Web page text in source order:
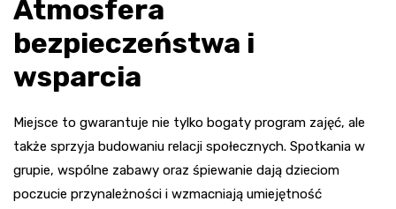
Atmosfera
bezpieczeństwa i
wsparcia
Miejsce to gwarantuje nie tylko bogaty program zajęć, ale
także sprzyja budowaniu relacji społecznych. Spotkania w
grupie, wspólne zabawy oraz śpiewanie dają dzieciom
poczucie przynależności i wzmacniają umiejętność